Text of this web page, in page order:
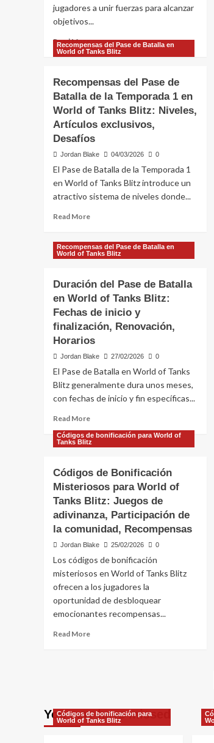
jugadores a unir fuerzas para alcanzar
objetivos...
Read MoreRead
more
de
Eventos
Comunitarios
en
of
Tanks
Blitz:
Participación
los
jugadores,
Recompensas
Recompensas del Pase de Batalla en
World of Tanks Blitz
Recompensas del Pase de
Batalla de la Temporada 1 en
World of Tanks Blitz: Niveles,
Artículos exclusivos,
Desafíos
Jordan Blake 04/03/2026 0
El Pase de Batalla de la Temporada 1
en World of Tanks Blitz introduce un
atractivo sistema de niveles donde...
Read MoreRead
Recompensas
del
de
Batalla
de
Temporada
1
en
of
Tanks
Blitz:
exclusivos,
Desafíos
Recompensas del Pase de Batalla en
World of Tanks Blitz
Duración del Pase de Batalla
en World of Tanks Blitz:
Fechas de inicio y
finalización, Renovación,
Horarios
Jordan Blake 27/02/2026 0
El Pase de Batalla en World of Tanks
Blitz generalmente dura unos meses,
con fechas de inicio y fin específicas...
Read MoreRead
more
about
Pase
de
Batalla
World
of
Tanks
Blitz:
de
inicio
y
finalización,
Horarios
Códigos de bonificación para World of
Tanks Blitz
Códigos de Bonificación
Misteriosos para World of
Tanks Blitz: Juegos de
adivinanza, Participación de
la comunidad, Recompensas
Jordan Blake 25/02/2026 0
Los códigos de bonificación
misteriosos en World of Tanks Blitz
ofrecen a los jugadores la
oportunidad de desbloquear
emocionantes recompensas...
Read MoreRead
para
World
You may have missed
Códigos de bonificación para
World of Tanks Blitz